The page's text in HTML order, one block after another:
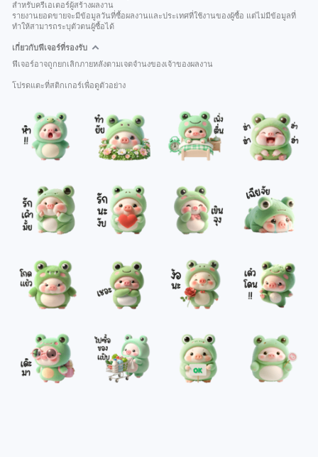
สำหรับครีเอเตอร์ผู้สร้างผลงาน
รายงานยอดขายจะมีข้อมูลวันที่ซื้อผลงานและประเทศที่ใช้งานของผู้ซื้อ แต่ไม่มีข้อมูลที่
ทำให้สามารถระบุตัวตนผู้ซื้อได้
เกี่ยวกับฟีเจอร์ที่รองรับ
ฟีเจอร์อาจถูกยกเลิกภายหลังตามเจตจำนงของเจ้าของผลงาน
โปรดแตะที่สติกเกอร์เพื่อดูตัวอย่าง